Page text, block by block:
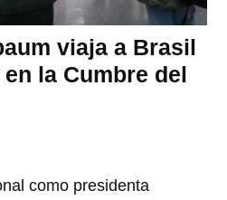
viaja a Brasil
la Cumbre del
como presidenta